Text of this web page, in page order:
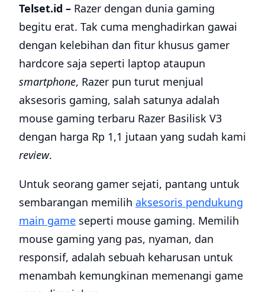
Telset.id – Razer dengan dunia gaming
begitu erat. Tak cuma menghadirkan gawai
dengan kelebihan dan fitur khusus gamer
hardcore saja seperti laptop ataupun
smartphone, Razer pun turut menjual
aksesoris gaming, salah satunya adalah
mouse gaming terbaru Razer Basilisk V3
dengan harga Rp 1,1 jutaan yang sudah kami
review.
Untuk seorang gamer sejati, pantang untuk
sembarangan memilih aksesoris pendukung
main game seperti mouse gaming. Memilih
mouse gaming yang pas, nyaman, dan
responsif, adalah sebuah keharusan untuk
menambah kemungkinan memenangi game